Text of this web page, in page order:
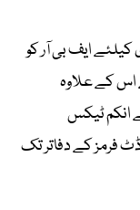
ایف بی آر کو
اس کے علاوہ
انکم ٹیکس
فرمز کے دفاتر تک